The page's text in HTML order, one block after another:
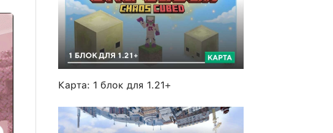
Карта: 1 блок для 1.21+